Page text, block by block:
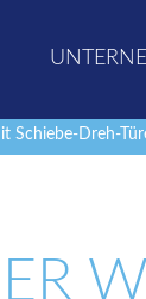
Schiebe-Dreh-